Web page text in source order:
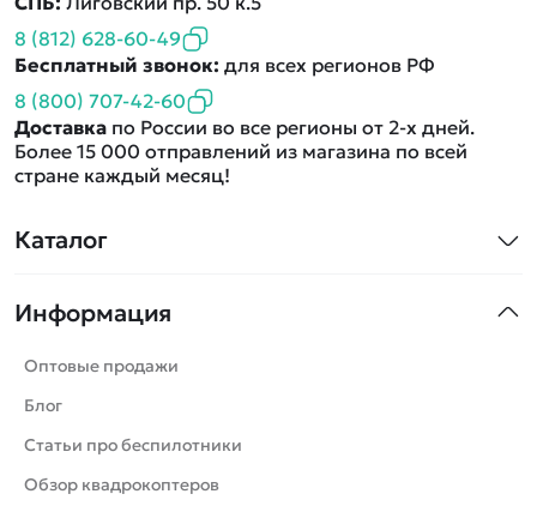
Каталог
Машинки
Танки
Вертолеты
Катера
Роботы
Информация
Оптовые продажи
Блог
Статьи про беспилотники
Обзор квадрокоптеров
8 (812) 628-60-49
Бесплатный звонок: для всех регионов РФ
8 (800) 707-42-60
Доставка по России во все регионы от 2-х дней.
Более 15 000 отправлений из магазина по всей
стране каждый месяц!